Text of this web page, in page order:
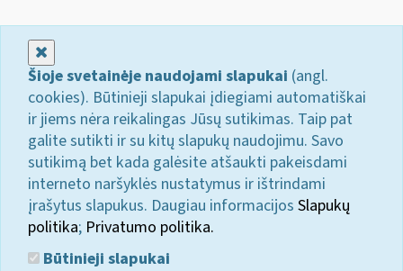
Šioje svetainėje naudojami slapukai (angl.
cookies). Būtinieji slapukai įdiegiami automatiškai
ir jiems nėra reikalingas Jūsų sutikimas. Taip pat
galite sutikti ir su kitų slapukų naudojimu. Savo
sutikimą bet kada galėsite atšaukti pakeisdami
interneto naršyklės nustatymus ir ištrindami
įrašytus slapukus. Daugiau informacijos Slapukų
politika; Privatumo politika.
Būtinieji slapukai